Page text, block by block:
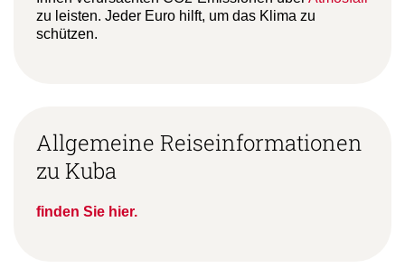
zu leisten. Jeder Euro hilft, um das Klima zu
schützen.
Allgemeine Reiseinformationen
zu Kuba
finden Sie hier.